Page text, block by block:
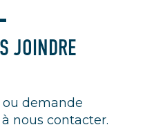
JOINDRE
demande
nous contacter.